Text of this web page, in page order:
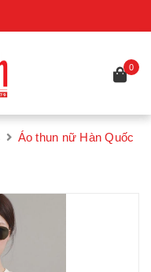
0
Áo thun nữ Hàn Quốc